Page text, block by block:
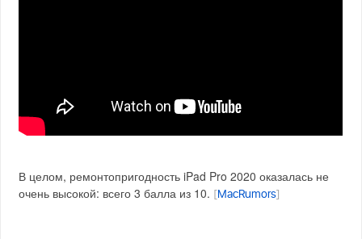
В целом, ремонтопригодность iPad Pro 2020 оказалась не
очень высокой: всего 3 балла из 10.
MacRumors